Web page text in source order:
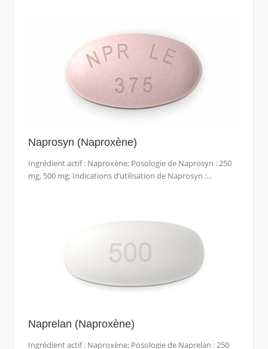
Naprosyn (Naproxène)
Ingrédient actif : Naproxène; Posologie de Naprosyn : 250
mg, 500 mg; Indications d’utilisation de Naprosyn :...
Naprelan (Naproxène)
Ingrédient actif : Naproxène; Posologie de Naprelan : 250